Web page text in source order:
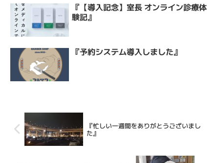
『【導入記念】室長 オンライン診療体
験記』
『予約システム導入しました』
『忙しい一週間をありがとうございまし
た』